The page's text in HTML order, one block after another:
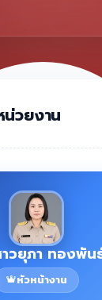
น่วยงาน
วยุภา ทองพัน
หัวหน้างาน